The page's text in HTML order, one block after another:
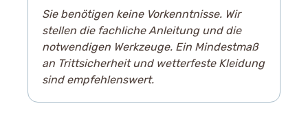
Sie benötigen keine Vorkenntnisse. Wir
stellen die fachliche Anleitung und die
notwendigen Werkzeuge. Ein Mindestmaß
an Trittsicherheit und wetterfeste Kleidung
sind empfehlenswert.